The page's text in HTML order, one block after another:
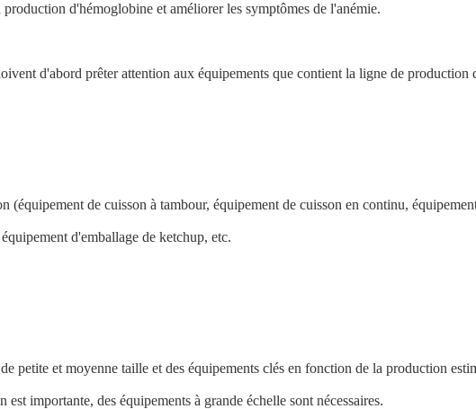
d'hémoglobine et améliorer les symptômes de l'anémie.
d'abord prêter attention aux équipements que contient la ligne de production
de cuisson à tambour, équipement de cuisson en continu,
d'emballage de ketchup, etc.
petite et moyenne taille et des équipements clés en fonction de la production
importante, des équipements à grande échelle sont nécessaires.